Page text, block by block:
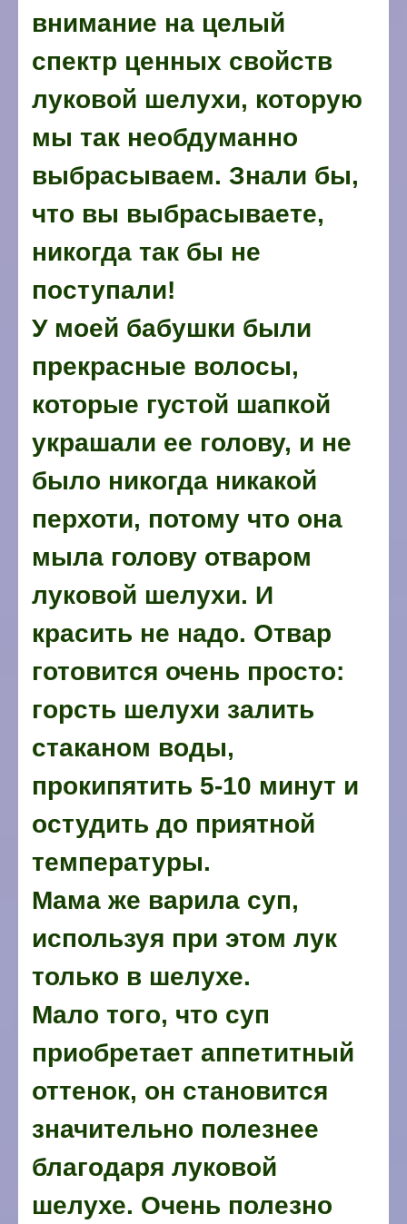
внимание на целый
спектр ценных свойств
луковой шелухи, которую
мы так необдуманно
выбрасываем. Знали бы,
что вы выбрасываете,
никогда так бы не
поступали!
У моей бабушки были
прекрасные волосы,
которые густой шапкой
украшали ее голову, и не
было никогда никакой
перхоти, потому что она
мыла голову отваром
луковой шелухи. И
красить не надо. Отвар
готовится очень просто:
горсть шелухи залить
стаканом воды,
прокипятить 5-10 минут и
остудить до приятной
температуры.
Мама же варила суп,
используя при этом лук
только в шелухе.
Мало того, что суп
приобретает аппетитный
оттенок, он становится
значительно полезнее
благодаря луковой
шелухе. Очень полезно